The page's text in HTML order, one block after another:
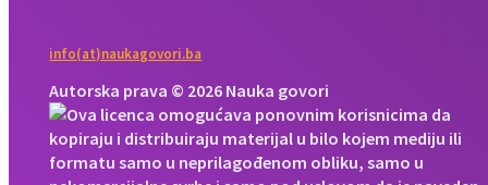
info(at)naukagovori.ba
Autorska prava © 2026 Nauka govori